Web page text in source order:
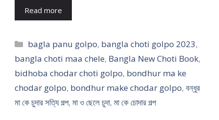
Read more
Categories
bagla panu golpo, bangla choti golpo 2023,
bangla choti maa chele, Bangla New Choti Book,
bidhoba chodar choti golpo, bondhur ma ke
chodar golpo, bondhur make chodar golpo, বন্ধুর
মা কে চুদার সত্যি গল্প, মা ও ছেলে চুদা, মা কে চোদার গল্প